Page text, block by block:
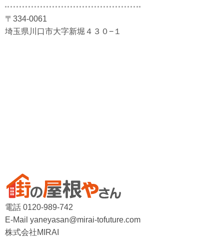
〒334-0061
埼玉県川口市大字新堀４３０−１
電話 0120-989-742
E-Mail yaneyasan@mirai-tofuture.com
株式会社MIRAI